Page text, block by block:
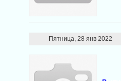
Пятница, 28 янв 2022